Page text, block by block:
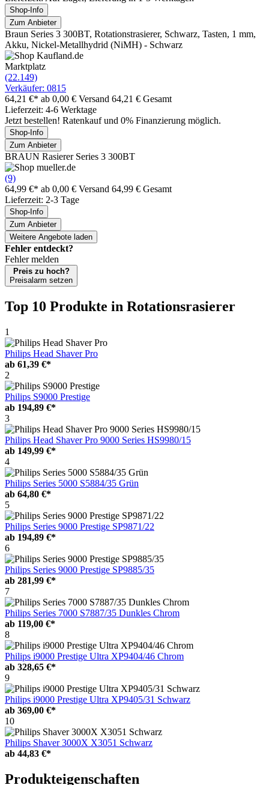
Shop-Info
Zum Anbieter
Braun Series 3 300BT, Rotationstrasierer, Schwarz, Tasten, 1 mm,
Akku, Nickel-Metallhydrid (NiMH) - Schwarz
Marktplatz
(22.149)
Verkäufer: 0815
64,21 €* ab 0,00 € Versand 64,21 € Gesamt
Lieferzeit: 4-6 Werktage
Jetzt bestellen! Ratenkauf und 0% Finanzierung möglich.
Shop-Info
Zum Anbieter
BRAUN Rasierer Series 3 300BT
(9)
64,99 €* ab 0,00 € Versand 64,99 € Gesamt
Lieferzeit: 2-3 Tage
Shop-Info
Zum Anbieter
Weitere Angebote laden
Fehler entdeckt?
Fehler melden
Preis zu hoch?
Preisalarm setzen
Top 10 Produkte in Rotationsrasierer
1
Philips Head Shaver Pro
ab 61,39 €*
2
Philips S9000 Prestige
ab 194,89 €*
3
Philips Head Shaver Pro 9000 Series HS9980/15
ab 149,99 €*
4
Philips Series 5000 S5884/35 Grün
ab 64,80 €*
5
Philips Series 9000 Prestige SP9871/22
ab 194,89 €*
6
Philips Series 9000 Prestige SP9885/35
ab 281,99 €*
7
Philips Series 7000 S7887/35 Dunkles Chrom
ab 119,00 €*
8
Philips i9000 Prestige Ultra XP9404/46 Chrom
ab 328,65 €*
9
Philips i9000 Prestige Ultra XP9405/31 Schwarz
ab 369,00 €*
10
Philips Shaver 3000X X3051 Schwarz
ab 44,83 €*
Produkteigenschaften